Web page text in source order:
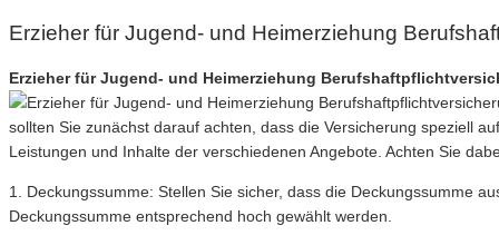
Erzieher für Jugend- und Heimerziehung
Erzieher für Jugend- und Heimerziehung
sollten Sie zunächst darauf achten, dass die Versicherung speziell
Leistungen und Inhalte der verschiedenen Angebote. Achten Sie
1. Deckungssumme: Stellen Sie sicher, dass die Deckungssumme
Deckungssumme entsprechend hoch gewählt werden.